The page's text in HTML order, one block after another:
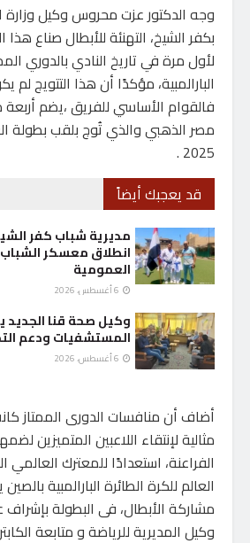
وجه الدكتور عزت محروس وكيل وزارة
بكفر الشيخ، التهنئة للأبطال صناع
لأول مرة في تاريخ النادي بالدوري
البارالمبية، مؤكدًا أن هذا التتويج لم
فالقوام الأساسي للفريق ،يضم
مصر الذهبي والذي تُوج بلقب بطولة
2025 .
قد يعجبك أيضاً
مديرية شباب كفر
انطلاق معسكر
العمومية
وكيل صحة قنا
المستشفيات ودعم
أضاف أن منافسات الدورى الممتاز
مثالية لإنتقاء اللاعبين المتميزين
الفراعنة، استعدادًا للمعترك
العالم للكرة الطائرة البارالمبية
مشاركة الأبطال، فى البطولة بإشراف
وكيل المديرية للرياضة و متابعة